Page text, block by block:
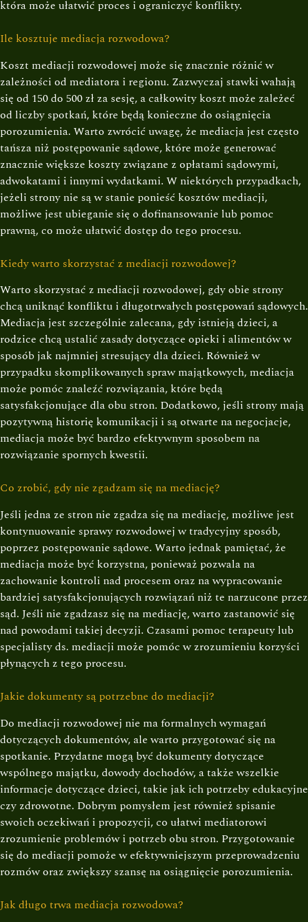
która może ułatwić proces i ograniczyć konflikty.
Ile kosztuje mediacja rozwodowa?
Koszt mediacji rozwodowej może się znacznie różnić w
zależności od mediatora i regionu. Zazwyczaj stawki wahają
się od 150 do 500 zł za sesję, a całkowity koszt może zależeć
od liczby spotkań, które będą konieczne do osiągnięcia
porozumienia. Warto zwrócić uwagę, że mediacja jest często
tańsza niż postępowanie sądowe, które może generować
znacznie większe koszty związane z opłatami sądowymi,
adwokatami i innymi wydatkami. W niektórych przypadkach,
jeżeli strony nie są w stanie ponieść kosztów mediacji,
możliwe jest ubieganie się o dofinansowanie lub pomoc
prawną, co może ułatwić dostęp do tego procesu.
Kiedy warto skorzystać z mediacji rozwodowej?
Warto skorzystać z mediacji rozwodowej, gdy obie strony
chcą uniknąć konfliktu i długotrwałych postępowań sądowych.
Mediacja jest szczególnie zalecana, gdy istnieją dzieci, a
rodzice chcą ustalić zasady dotyczące opieki i alimentów w
sposób jak najmniej stresujący dla dzieci. Również w
przypadku skomplikowanych spraw majątkowych, mediacja
może pomóc znaleźć rozwiązania, które będą
satysfakcjonujące dla obu stron. Dodatkowo, jeśli strony mają
pozytywną historię komunikacji i są otwarte na negocjacje,
mediacja może być bardzo efektywnym sposobem na
rozwiązanie spornych kwestii.
Co zrobić, gdy nie zgadzam się na mediację?
Jeśli jedna ze stron nie zgadza się na mediację, możliwe jest
kontynuowanie sprawy rozwodowej w tradycyjny sposób,
poprzez postępowanie sądowe. Warto jednak pamiętać, że
mediacja może być korzystna, ponieważ pozwala na
zachowanie kontroli nad procesem oraz na wypracowanie
bardziej satysfakcjonujących rozwiązań niż te narzucone przez
sąd. Jeśli nie zgadzasz się na mediację, warto zastanowić się
nad powodami takiej decyzji. Czasami pomoc terapeuty lub
specjalisty ds. mediacji może pomóc w zrozumieniu korzyści
płynących z tego procesu.
Jakie dokumenty są potrzebne do mediacji?
Do mediacji rozwodowej nie ma formalnych wymagań
dotyczących dokumentów, ale warto przygotować się na
spotkanie. Przydatne mogą być dokumenty dotyczące
wspólnego majątku, dowody dochodów, a także wszelkie
informacje dotyczące dzieci, takie jak ich potrzeby edukacyjne
czy zdrowotne. Dobrym pomysłem jest również spisanie
swoich oczekiwań i propozycji, co ułatwi mediatorowi
zrozumienie problemów i potrzeb obu stron. Przygotowanie
się do mediacji pomoże w efektywniejszym przeprowadzeniu
rozmów oraz zwiększy szansę na osiągnięcie porozumienia.
Jak długo trwa mediacja rozwodowa?